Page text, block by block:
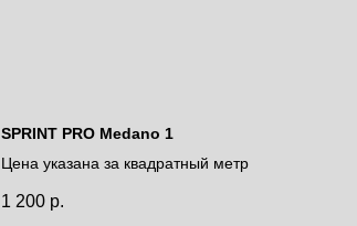
SPRINT PRO Medano 1
Цена указана за квадратный метр
1 200 р.